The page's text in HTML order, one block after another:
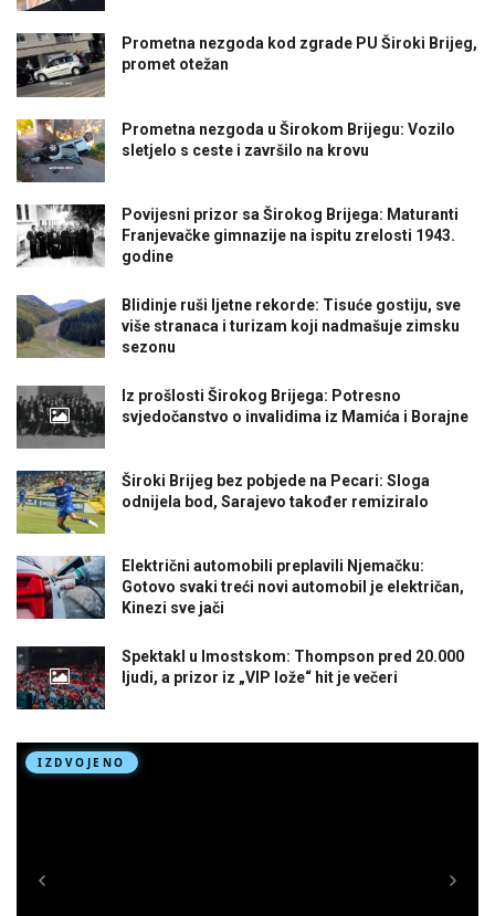
Prometna nezgoda kod zgrade PU Široki Brijeg,
promet otežan
Prometna nezgoda u Širokom Brijegu: Vozilo
sletjelo s ceste i završilo na krovu
Povijesni prizor sa Širokog Brijega: Maturanti
Franjevačke gimnazije na ispitu zrelosti 1943.
godine
Blidinje ruši ljetne rekorde: Tisuće gostiju, sve
više stranaca i turizam koji nadmašuje zimsku
sezonu
Iz prošlosti Širokog Brijega: Potresno
svjedočanstvo o invalidima iz Mamića i Borajne
Široki Brijeg bez pobjede na Pecari: Sloga
odnijela bod, Sarajevo također remiziralo
Električni automobili preplavili Njemačku:
Gotovo svaki treći novi automobil je električan,
Kinezi sve jači
Spektakl u Imostskom: Thompson pred 20.000
ljudi, a prizor iz „VIP lože“ hit je večeri